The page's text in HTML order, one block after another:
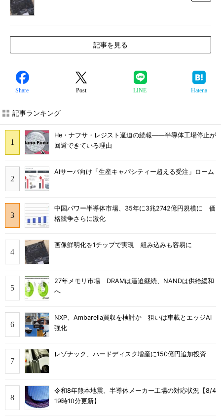
記事を見る
Share Post LINE Hatena
記事ランキング
He・ナフサ・レジスト逼迫の続報――半導体工場停止が
回避できている理由
AIサーバ向け「生産キャパシティー超える受注」ローム
中国パワー半導体市場、35年に3兆2742億円規模に 価
格競争さらに激化
画像鮮明化を1チップで実現 組み込みも容易に
27年メモリ市場 DRAMは逼迫継続、NANDは供給緩和
へ
NXP、Ambarella買収を検討か 狙いは車載とエッジAI
強化
レゾナック、ハードディスク増産に150億円追加投資
令和8年熊本地震、半導体メーカー工場の対応状況【8/4
19時10分更新】